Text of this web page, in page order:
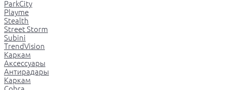
ParkCity
Playme
Stealth
Street Storm
Subini
TrendVision
Каркам
Аксессуары
Антирадары
Каркам